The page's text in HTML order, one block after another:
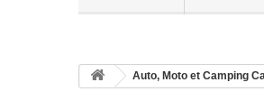
Auto, Moto et Camping